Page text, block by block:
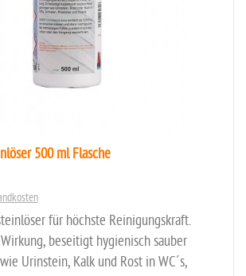
500 ml Flasche
für höchste Reinigungskraft.
beseitigt hygienisch sauber
Urinstein, Kalk und Rost in WC´s,